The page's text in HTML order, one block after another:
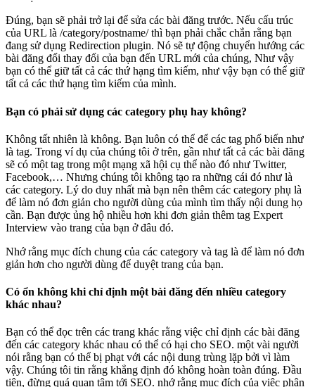
Đúng, bạn sẽ phải trở lại để sửa các bài đăng trước. Nếu cấu trúc
của URL là /category/postname/ thì bạn phải chắc chắn rằng bạn
đang sử dụng Redirection plugin. Nó sẽ tự động chuyển hướng các
bài đăng đổi thay đổi của bạn đến URL mới của chúng, Như vậy
bạn có thể giữ tất cả các thứ hạng tìm kiếm, như vậy bạn có thể giữ
tất cả các thứ hạng tìm kiếm của mình.
Bạn có phải sử dụng các category phụ hay không?
Không tất nhiên là không. Bạn luôn có thể để các tag phổ biến như
là tag. Trong ví dụ của chúng tôi ở trên, gần như tất cả các bài đăng
sẽ có một tag trong một mạng xã hội cụ thể nào đó như Twitter,
Facebook,… Nhưng chúng tôi không tạo ra những cái đó như là
các category. Lý do duy nhất mà bạn nên thêm các category phụ là
để làm nó đơn giản cho người dùng của mình tìm thấy nội dung họ
cần. Bạn được ủng hộ nhiều hơn khi đơn giản thêm tag Expert
Interview vào trang của bạn ở đâu đó.
Nhớ rằng mục đích chung của các category và tag là để làm nó đơn
giản hơn cho người dùng để duyệt trang của bạn.
Có ổn không khi chỉ định một bài đăng đến nhiều category
khác nhau?
Bạn có thể đọc trên các trang khác rằng việc chỉ định các bài đăng
đến các category khác nhau có thể có hại cho SEO. một vài người
nói rằng bạn có thể bị phạt với các nội dung trùng lặp bởi vì làm
vậy. Chúng tôi tin rằng khẳng định đó không hoàn toàn đúng. Đầu
tiên, đừng quá quan tâm tới SEO. nhớ rằng mục đích của việc phân